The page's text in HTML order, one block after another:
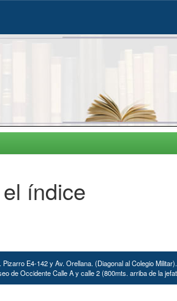
índice
E4-142 y Av. Orellana. (Diagonal al Colegio
de Occidente Calle A y calle 2 (800mts. arriba de la